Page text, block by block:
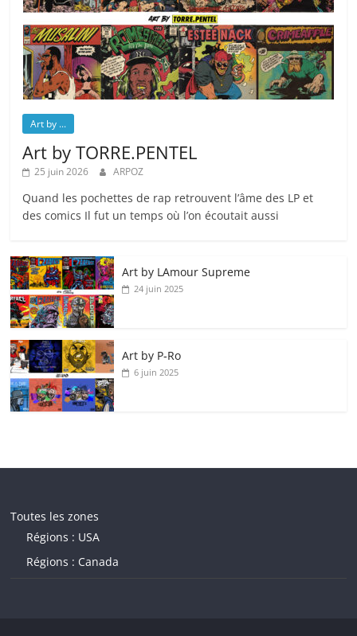
Art by ...
Art by TORRE.PENTEL
25 juin 2026 ARPOZ
Quand les pochettes de rap retrouvent l’âme des LP et
des comics Il fut un temps où l’on écoutait aussi
Art by LAmour Supreme
24 juin 2025
Art by P‑Ro
6 juin 2025
Toutes les zones
Régions : USA
Régions : Canada